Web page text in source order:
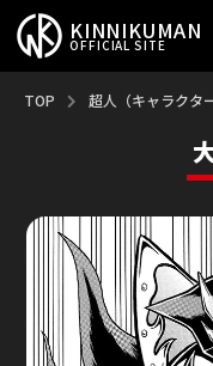
KINNIKUMAN
OFFICIAL SITE
TOP
最新情報
アニメ
コミックス
TOP 超人（キャラクタ